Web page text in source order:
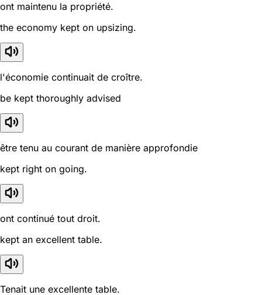
ont maintenu la propriété.
the economy kept on upsizing.
l'économie continuait de croître.
be kept thoroughly advised
être tenu au courant de manière approfondie
kept right on going.
ont continué tout droit.
kept an excellent table.
Tenait une excellente table.